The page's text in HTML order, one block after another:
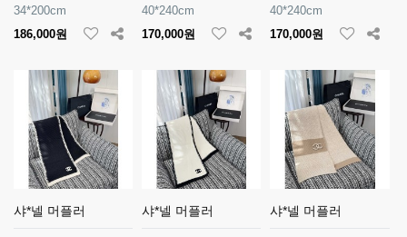
34*200cm
186,000원
40*240cm
170,000원
40*240cm
170,000원
샤*넬 머플러 샤*넬 머플러 샤*넬 머플러